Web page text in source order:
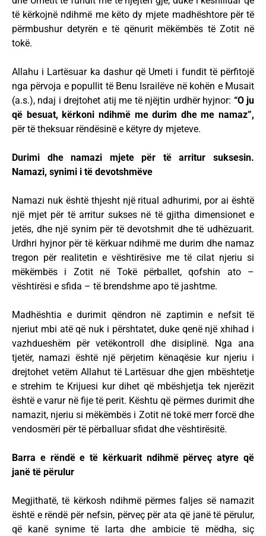
të kërkojnë ndihmë me këto dy mjete madhështore për të
përmbushur detyrën e të qënurit mëkëmbës të Zotit në
tokë.
Allahu i Lartësuar ka dashur që Umeti i fundit të përfitojë
nga përvoja e popullit të Benu Israilëve në kohën e Musait
(a.s.), ndaj i drejtohet atij me të njëjtin urdhër hyjnor: “O ju
që besuat, kërkoni ndihmë me durim dhe me namaz”,
për të theksuar rëndësinë e këtyre dy mjeteve.
Durimi dhe namazi mjete për të arritur suksesin.
Namazi, synimi i të devotshmëve
Namazi nuk është thjesht një ritual adhurimi, por ai është
një mjet për të arritur sukses në të gjitha dimensionet e
jetës, dhe një synim për të devotshmit dhe të udhëzuarit.
Urdhri hyjnor për të kërkuar ndihmë me durim dhe namaz
tregon për realitetin e vështirësive me të cilat njeriu si
mëkëmbës i Zotit në Tokë përballet, qofshin ato –
vështirësi e sfida – të brendshme apo të jashtme.
Madhështia e durimit qëndron në zaptimin e nefsit të
njeriut mbi atë që nuk i përshtatet, duke qenë një xhihad i
vazhdueshëm për vetëkontroll dhe disiplinë. Nga ana
tjetër, namazi është një përjetim kënaqësie kur njeriu i
drejtohet vetëm Allahut të Lartësuar dhe gjen mbështetje
e strehim te Krijuesi kur dihet që mbëshjetja tek njerëzit
është e varur në fije të perit. Kështu që përmes durimit dhe
namazit, njeriu si mëkëmbës i Zotit në tokë merr forcë dhe
vendosmëri për të përballuar sfidat dhe vështirësitë.
Barra e rëndë e të kërkuarit ndihmë përveç atyre që
janë të përulur
Megjithatë, të kërkosh ndihmë përmes faljes së namazit
është e rëndë për nefsin, përveç për ata që janë të përulur,
që kanë synime të larta dhe ambicie të mëdha, siç